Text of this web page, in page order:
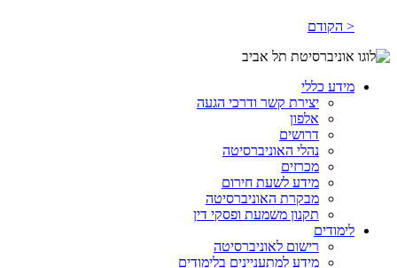
< הקודם
מידע כללי
יצירת קשר ודרכי הגעה
אלפון
דרושים
נהלי האוניברסיטה
מכרזים
מידע לשעת חירום
מבקרת האוניברסיטה
תקנון משמעת ופסקי דין
לימודים
רישום לאוניברסיטה
מידע למתעניינים בלימודים